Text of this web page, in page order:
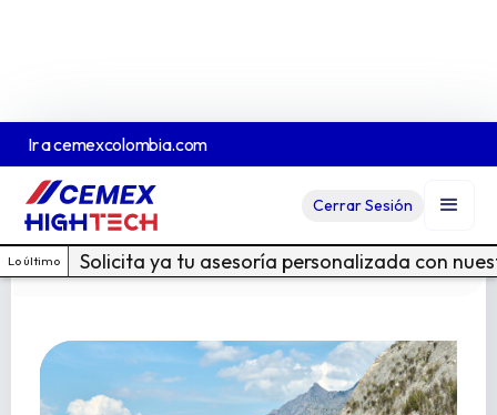
Ir acemexcolombia.com
Cerrar Sesión
Lo último Solicita ya tu asesoría personalizada con
Pavimentos resistencia acelerada
Ver Ficha Técnica En PDF
Cotiza acá